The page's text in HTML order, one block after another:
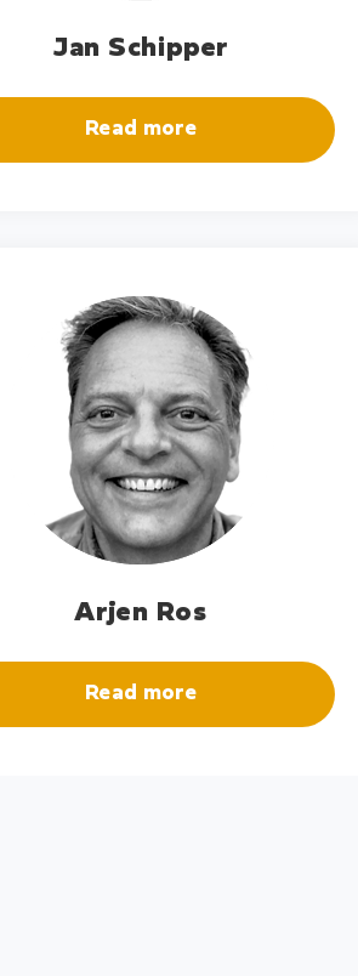
Jan Schipper
Read more
Arjen Ros
Read more